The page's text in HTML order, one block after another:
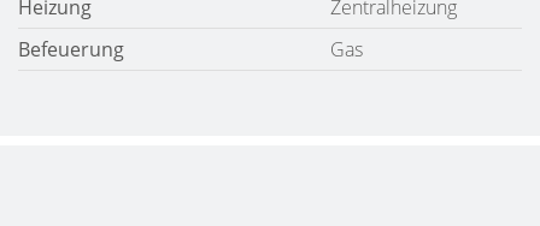
Heizung
Zentralheizung
Befeuerung
Gas